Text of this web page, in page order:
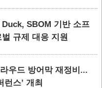
SBOM 기반 소프
규제 대응 지원
우드 방어막 재정비...
스’ 개최